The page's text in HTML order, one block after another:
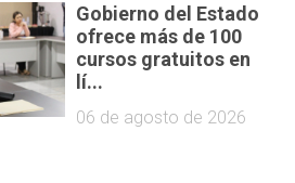
Gobierno del Estado
ofrece más de 100
cursos gratuitos en
lí...
06 de agosto de 2026